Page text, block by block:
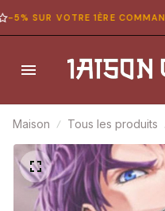
SUR VOTRE 1ÈRE
Maison Tous les produits